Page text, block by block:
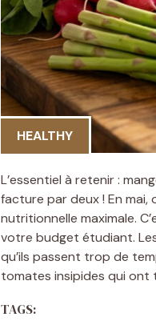
HEALTHY
L’essentiel à retenir :
facture par deux ! En
nutritionnelle maximale.
votre budget étudiant.
qu’ils passent trop de
tomates insipides qui ont
TAGS: